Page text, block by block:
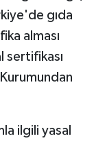
gıda
alması
sertifikası
ilgili yasal